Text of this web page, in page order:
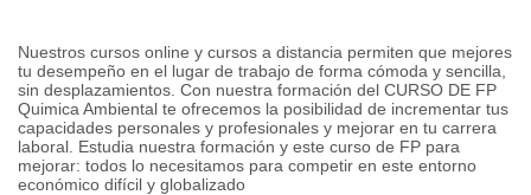
Nuestros cursos online y cursos a distancia permiten que mejores
tu desempeño en el lugar de trabajo de forma cómoda y sencilla,
sin desplazamientos. Con nuestra formación del CURSO DE FP
Quimica Ambiental te ofrecemos la posibilidad de incrementar tus
capacidades personales y profesionales y mejorar en tu carrera
laboral. Estudia nuestra formación y este curso de FP para
mejorar: todos lo necesitamos para competir en este entorno
económico difícil y globalizado